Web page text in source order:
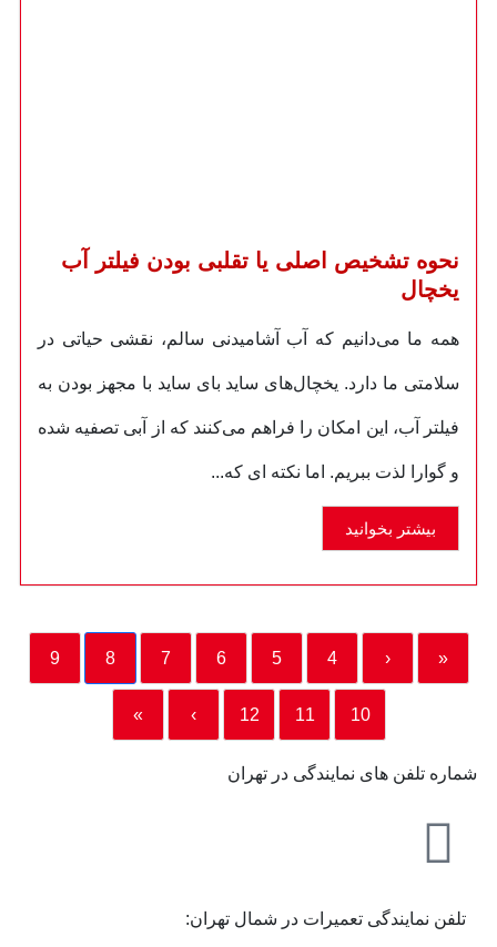
نحوه تشخیص اصلی یا تقلبی بودن فیلتر آب
یخچال
همه ما می‌دانیم که آب آشامیدنی سالم، نقشی حیاتی در
سلامتی ما دارد. یخچال‌های ساید بای ساید با مجهز بودن به
فیلتر آب، این امکان را فراهم می‌کنند که از آبی تصفیه شده
و گوارا لذت ببریم. اما نکته ‌ای که...
بیشتر بخوانید
«
‹
4
5
6
7
8
9
10
11
12
›
»
شماره تلفن های نمایندگی در تهران
تلفن نمایندگی تعمیرات در شمال تهران: